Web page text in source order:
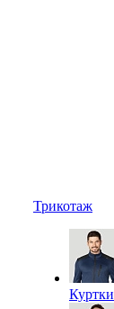
Трикотаж
Куртки